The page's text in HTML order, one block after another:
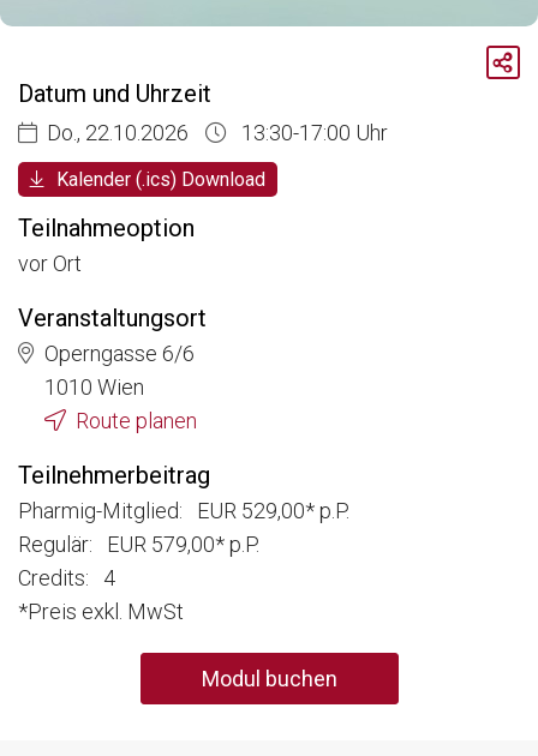
Aktuelle Veranstaltungen
Compliance: Must-Have Modul 3
Datum und Uhrzeit
Do., 22.10.2026 13:30-17:00 Uhr
Kalender (.ics) Download
Teilnahmeoption
vor Ort
Veranstaltungsort
Operngasse 6/6
1010 Wien
Route planen
Teilnehmerbeitrag
Pharmig-Mitglied: EUR 529,00* p.P.
Regulär: EUR 579,00* p.P.
Credits: 4
*Preis exkl. MwSt
Modul buchen